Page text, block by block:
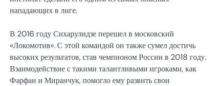
нападающих в лиге.
В 2016 году Сихарулидзе перешел в московский
«Локомотив». С этой командой он также сумел достичь
высоких результатов, став чемпионом России в 2018 году.
Взаимодействие с такими талантливыми игроками, как
Фарфан и Миранчук, помогло ему развить свои